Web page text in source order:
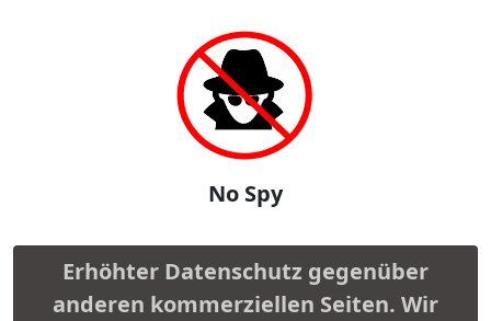
No Spy
Erhöhter Datenschutz gegenüber
anderen kommerziellen Seiten. Wir